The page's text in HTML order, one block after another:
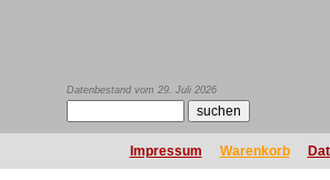
Datenbestand vom 29. Juli 2026
Impressum Warenkorb